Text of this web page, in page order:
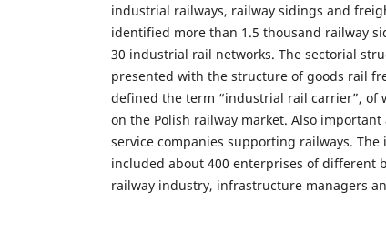
industrial railways, railway sidings and
identified more than 1.5 thousand railway
30 industrial rail networks. The sectorial
presented with the structure of goods rail
defined the term “industrial rail carrier”, of
on the Polish railway market. Also
service companies supporting railways.
included about 400 enterprises of different
railway industry, infrastructure managers